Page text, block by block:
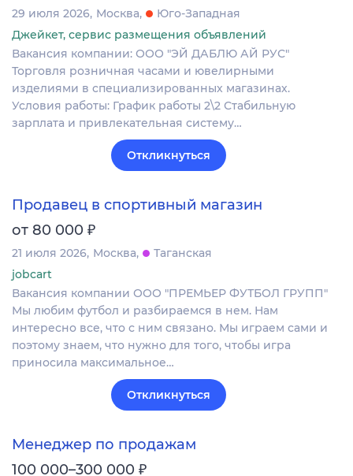
29 июля 2026 Москва
Юго-Западная
Джейкет, сервис размещения объявлений
Вакансия компании: ООО "ЭЙ ДАБЛЮ АЙ РУС"
Торговля розничная часами и ювелирными
изделиями в специализированных магазинах.
Условия работы: График работы 2\2 Стабильную
зарплата и привлекательная систему…
Откликнуться
Продавец в спортивный магазин
от 80 000 ₽
21 июля 2026 Москва
Таганская
jobcart
Вакансия компании ООО "ПРЕМЬЕР ФУТБОЛ ГРУПП"
Мы любим футбол и разбираемся в нем. Нам
интересно все, что с ним связано. Мы играем сами и
поэтому знаем, что нужно для того, чтобы игра
приносила максимальное…
Откликнуться
Менеджер по продажам
100 000–300 000 ₽